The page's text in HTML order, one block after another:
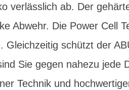
verlässlich ab. Der
Abwehr. Die Power Cell
Gleichzeitig schützt der
Sie gegen nahezu jede
Technik und